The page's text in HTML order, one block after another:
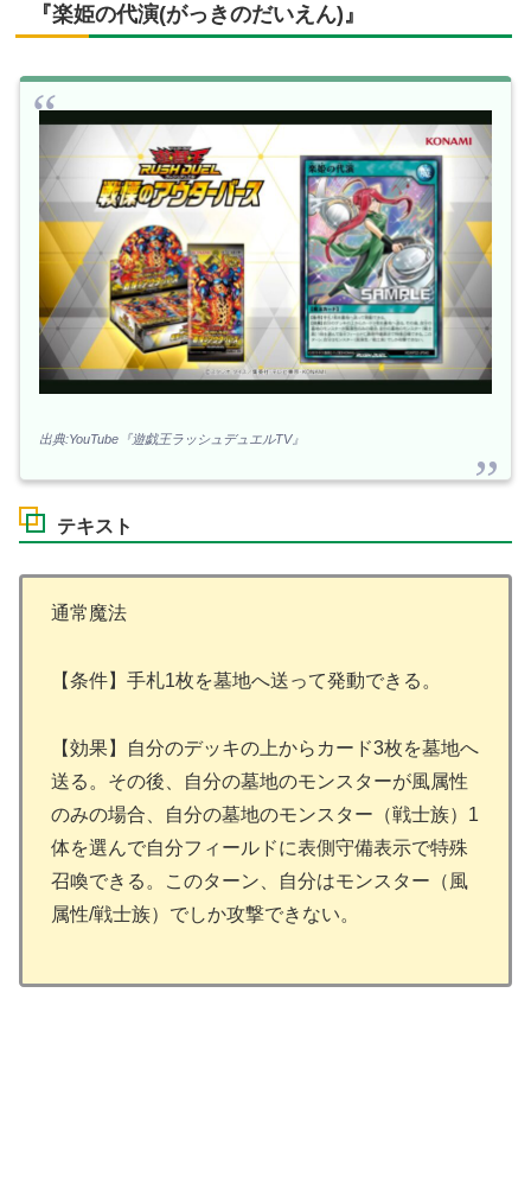
『楽姫の代演(がっきのだいえん)』
出典:YouTube『遊戯王ラッシュデュエルTV』
テキスト
通常魔法
【条件】手札1枚を墓地へ送って発動できる。
【効果】自分のデッキの上からカード3枚を墓地へ
送る。その後、自分の墓地のモンスターが風属性
のみの場合、自分の墓地のモンスター（戦士族）1
体を選んで自分フィールドに表側守備表示で特殊
召喚できる。このターン、自分はモンスター（風
属性/戦士族）でしか攻撃できない。